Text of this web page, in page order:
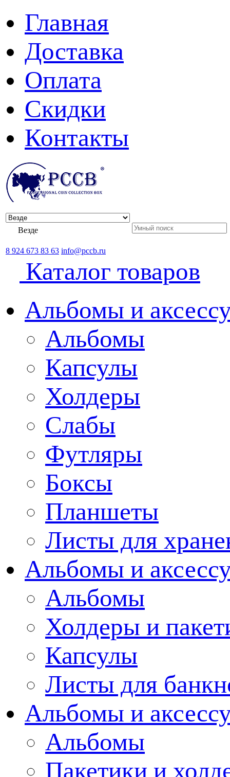
Главная
Доставка
Оплата
Скидки
Контакты
Везде
8 924 673 83 63 info@pccb.ru
Каталог товаров
Альбомы и
Альбомы
Капсулы
Холдеры
Слабы
Футляры
Боксы
Планшеты
Листы для
Альбомы и
Альбомы
Холдеры и
Капсулы
Листы для
Альбомы и
Альбомы
Пакетики и